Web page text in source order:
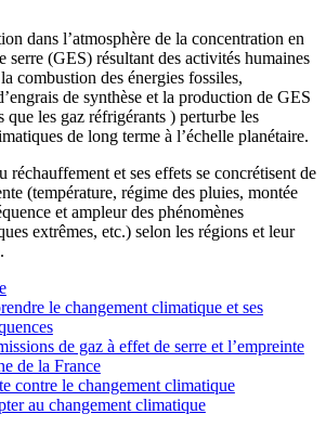
dans l’atmosphère de la concentration en
serre (GES) résultant des activités humaines
combustion des énergies fossiles,
de synthèse et la production de GES
que les gaz réfrigérants ) perturbe les
de long terme à l’échelle planétaire.
réchauffement et ses effets se concrétisent de
(température, régime des pluies, montée
et ampleur des phénomènes
extrêmes, etc.) selon les régions et leur
le changement climatique et ses
de gaz à effet de serre et l’empreinte
de la France
contre le changement climatique
au changement climatique